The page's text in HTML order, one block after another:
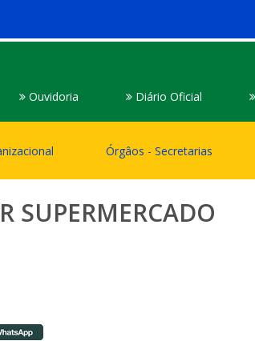
Ouvidoria Diário Oficial
Órgâos - Secretarias
SUPERMERCADO